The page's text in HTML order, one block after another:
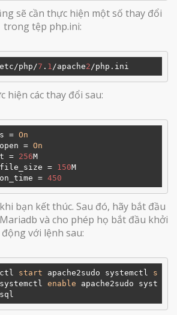
sẽ cần thực hiện một số thay đổi
trong tệp php.ini:
php/7 . 1 /apache2
hiện các thay đổi sau:
= On
= On
= 256M
= 150M
= 450
bạn kết thúc. Sau đó, hãy bắt đầu
và cho phép họ bắt đầu khởi
động với lệnh sau:
start apache2sudo systemctl s
enable apache2sudo syst